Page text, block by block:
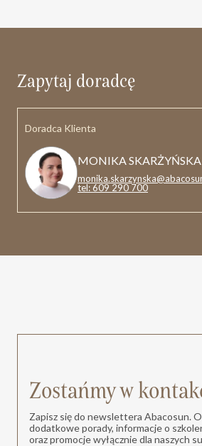
Zapytaj doradcę
Doradca Klienta
MONIKA SKARŻYŃSKA
tel: 609 290 700
Zostańmy w
Zapisz się do newslettera Abacosun.
dodatkowe porady, informacje o
oraz promocje wyłącznie dla naszych